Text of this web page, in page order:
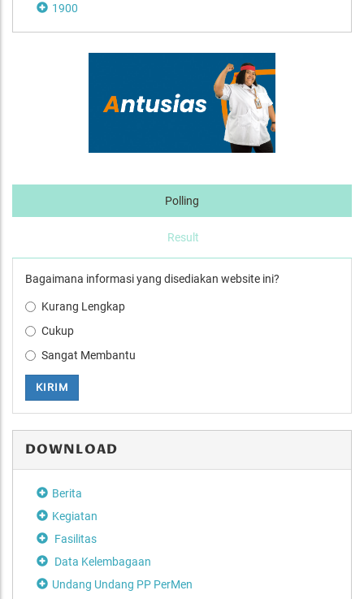
1900
Polling
Result
Bagaimana informasi yang disediakan website ini?
Kurang Lengkap
Cukup
Sangat Membantu
KIRIM
DOWNLOAD
Berita
Kegiatan
Fasilitas
Data Kelembagaan
Undang Undang PP PerMen